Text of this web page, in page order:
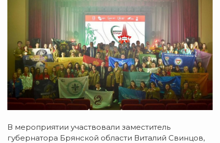
В мероприятии участвовали заместитель
губернатора Брянской области Виталий Свинцов,